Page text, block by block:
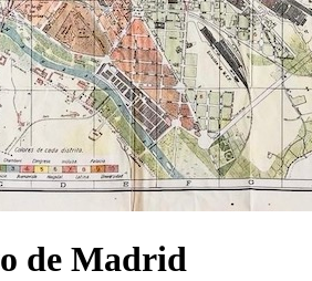
de Madrid